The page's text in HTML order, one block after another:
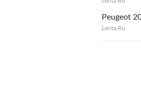
Peugeot
Lenta.Ru